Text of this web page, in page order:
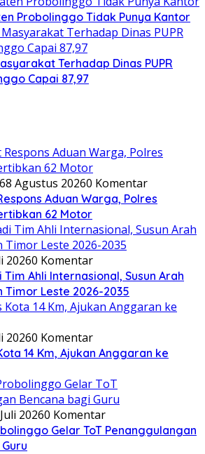
Probolinggo Tidak Punya Kantor
Terhadap Dinas PUPR
Capai 87,97
8 Agustus 20260 Komentar
Aduan Warga, Polres
62 Motor
20260 Komentar
Tim Ahli Internasional, Susun Arah
Timor Leste 2026-2035
20260 Komentar
14 Km, Ajukan Anggaran ke
20260 Komentar
Gelar ToT Penanggulangan